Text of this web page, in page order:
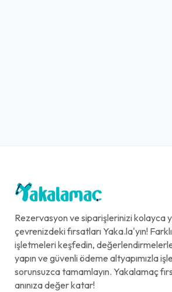
Rezervasyon ve siparişlerinizi kolayca
çevrenizdeki fırsatları Yaka.la'yın!
işletmeleri keşfedin,
yapın ve güvenli ödeme altyapımızla
sorunsuzca tamamlayın. Yakalamaç
anınıza değer katar!